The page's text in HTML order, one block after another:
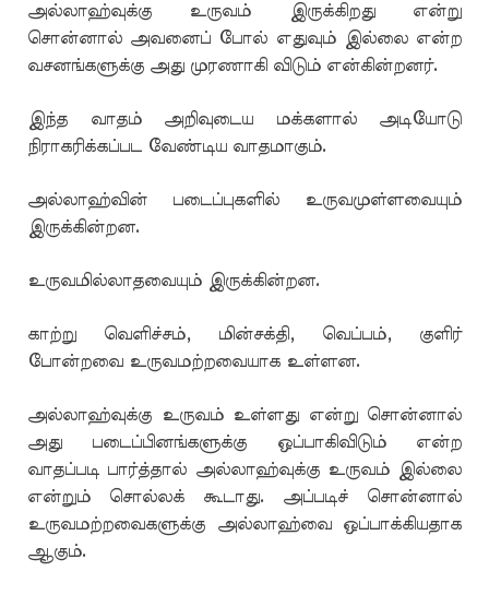
அல்லாஹ்வுக்கு உருவம் இருக்கிறது என்று
சொன்னால் அவனைப் போல் எதுவும் இல்லை என்ற
வசனங்களுக்கு அது முரணாகி விடும் என்கின்றனர்.
இந்த வாதம் அறிவுடைய மக்களால் அடியோடு
நிராகரிக்கப்பட வேண்டிய வாதமாகும்.
அல்லாஹ்வின் படைப்புகளில் உருவமுள்ளவையும்
இருக்கின்றன.
உருவமில்லாதவையும் இருக்கின்றன.
காற்று வெளிச்சம், மின்சக்தி, வெப்பம், குளிர்
போன்றவை உருவமற்றவையாக உள்ளன.
அல்லாஹ்வுக்கு உருவம் உள்ளது என்று சொன்னால்
அது படைப்பினங்களுக்கு ஒப்பாகிவிடும் என்ற
வாதப்படி பார்த்தால் அல்லாஹ்வுக்கு உருவம் இல்லை
என்றும் சொல்லக் கூடாது. அப்படிச் சொன்னால்
உருவமற்றவைகளுக்கு அல்லாஹ்வை ஒப்பாக்கியதாக
ஆகும்.